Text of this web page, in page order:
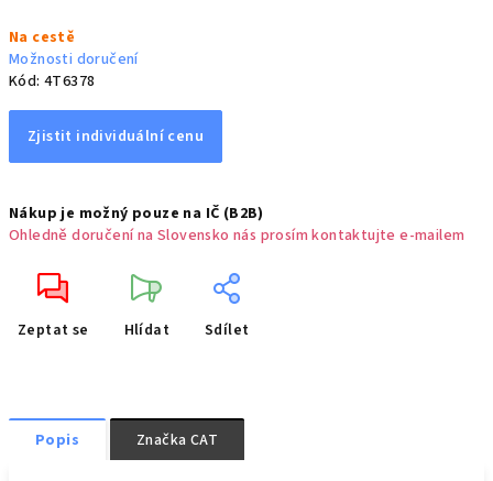
cena:
Na cestě
Možnosti doručení
Kód: 4T6378
Zjistit individuální cenu
Nákup je možný pouze na IČ (B2B)
Ohledně doručení na Slovensko nás prosím kontaktujte e-mailem
Zeptat se Hlídat Sdílet
Popis Značka CAT